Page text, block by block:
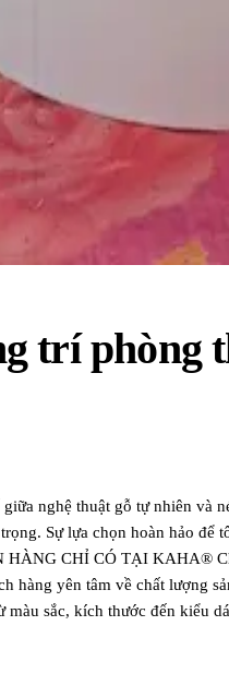
trí phòng
nghệ thuật gỗ tự nhiên và
Sự lựa chọn hoàn hảo
CHỈ CÓ TẠI KAHA®
yên tâm về chất lượng
sắc, kích thước đến